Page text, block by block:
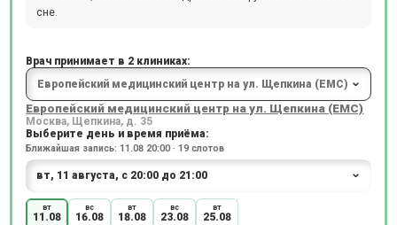
сне.
Врач принимает в 2 клиниках:
Европейский медицинский центр на ул. Щепкина (ЕМС)
Москва, Щепкина, д. 35
Выберите день и время приёма:
Ближайшая запись: 11.08 20:00 · 19 слотов
вт
11.08
вс
16.08
вт
18.08
вс
23.08
вт
25.08